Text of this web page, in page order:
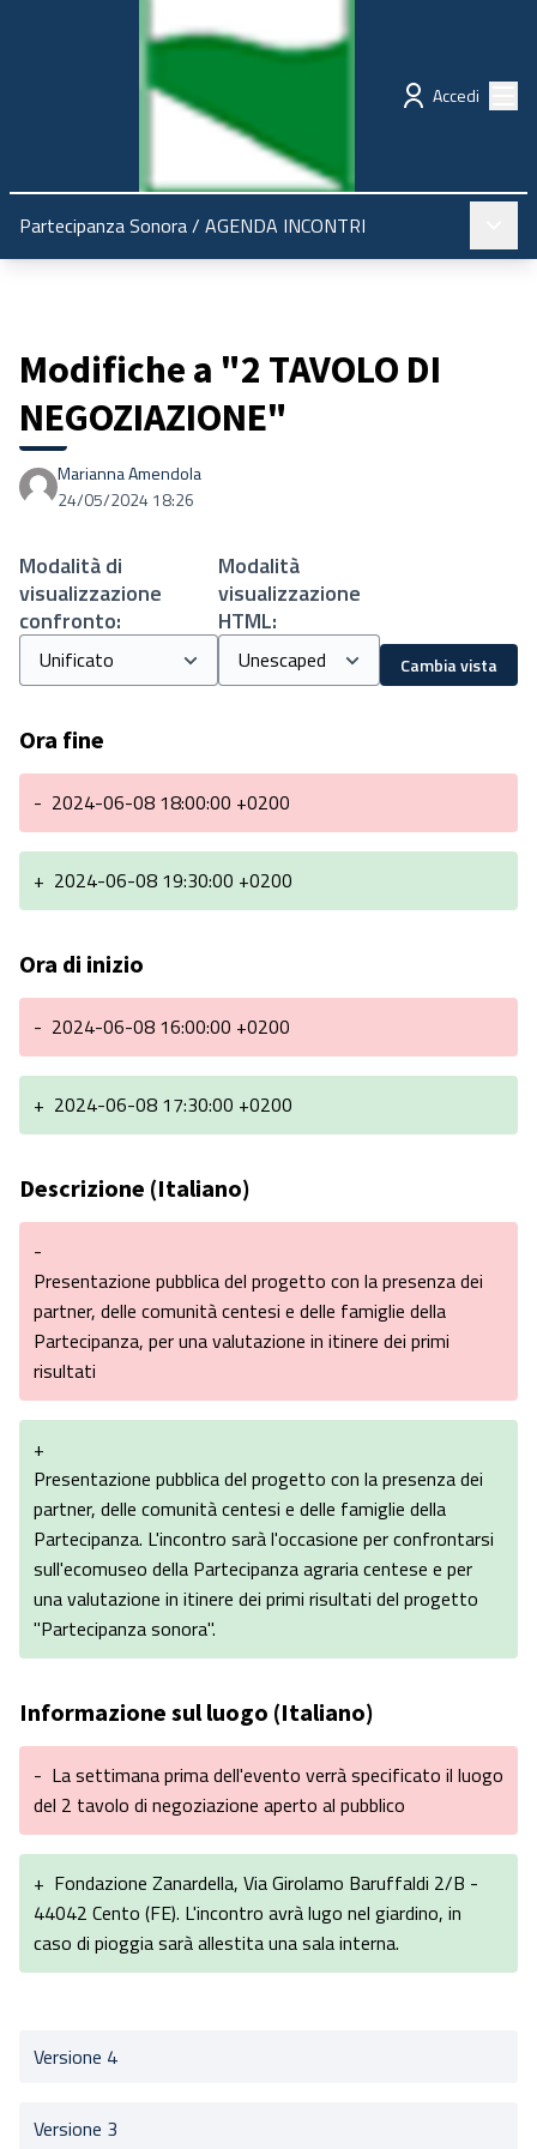
Regione Emilia-Romagna Partecipazione
Accedi
Partecipanza Sonora/ AGENDA INCONTRI
Modifiche a "2 TAVOLO DI
NEGOZIAZIONE"
Marianna Amendola
24/05/2024 18:26
Modalità di
visualizzazione
confronto:
Modalità
visualizzazione
HTML:
Cambia vista
Ora fine
- 2024-06-08 18:00:00 +0200
+ 2024-06-08 19:30:00 +0200
Ora di inizio
- 2024-06-08 16:00:00 +0200
+ 2024-06-08 17:30:00 +0200
Descrizione (Italiano)
-
Presentazione pubblica del progetto con la presenza dei
partner, delle comunità centesi e delle famiglie della
Partecipanza, per una valutazione in itinere dei primi
risultati
+
Presentazione pubblica del progetto con la presenza dei
partner, delle comunità centesi e delle famiglie della
Partecipanza. L'incontro sarà l'occasione per confrontarsi
sull'ecomuseo della Partecipanza agraria centese e per
una valutazione in itinere dei primi risultati del progetto
"Partecipanza sonora".
Informazione sul luogo (Italiano)
- La settimana prima dell'evento verrà specificato il luogo
del 2 tavolo di negoziazione aperto al pubblico
+ Fondazione Zanardella, Via Girolamo Baruffaldi 2/B -
44042 Cento (FE). L'incontro avrà lugo nel giardino, in
caso di pioggia sarà allestita una sala interna.
Versione 4
Versione 3